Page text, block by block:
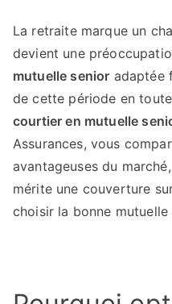
La retraite marque un
devient une
mutuelle senior adaptée
de cette période en
courtier en mutuelle
Assurances, vous
avantageuses du
mérite une couverture
choisir la bonne mutuelle